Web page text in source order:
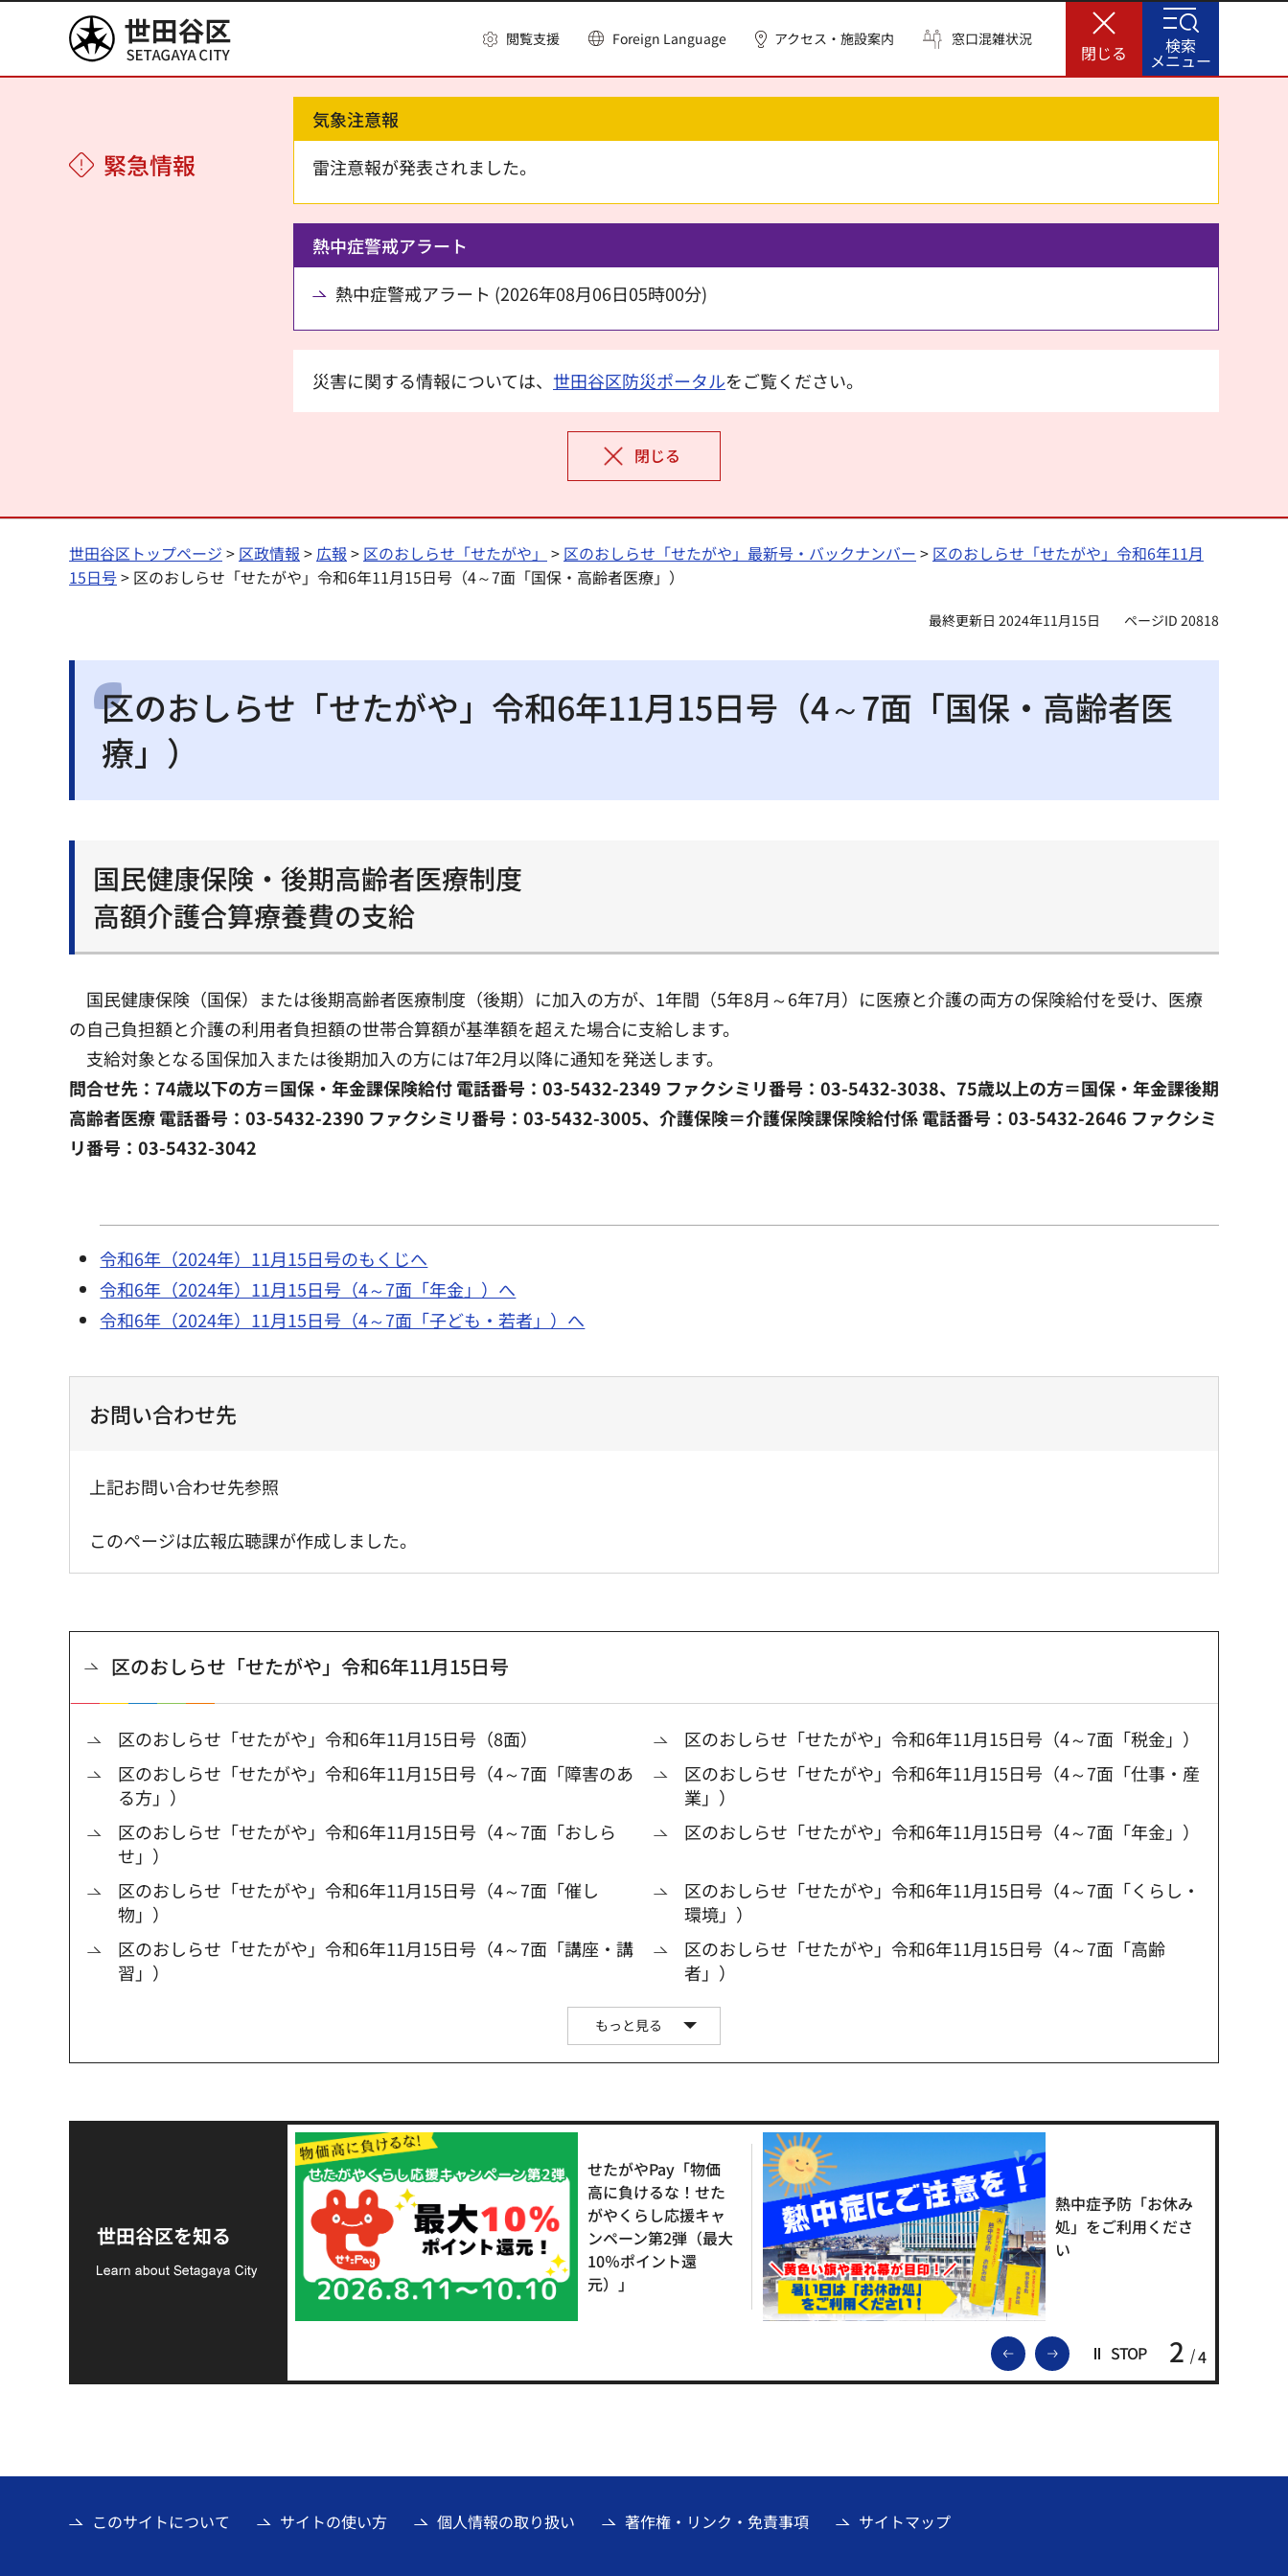
世田谷区 閲覧支援 Foreign Language アクセス・施設案内 窓口混雑状況
閉じる
緊急情報
気象注意報
雷注意報が発表されました。
熱中症警戒アラート
熱中症警戒アラート (2026年08月06日05時00分)
災害に関する情報については、 世田谷区防災ポータルをご覧ください。
閉じる
検索
メニュー
世田谷区トップページ > 区政情報 > 広報 > 区のおしらせ「せたがや」 > 区のおしらせ「せたがや」最新号・バックナンバー > 区のおしらせ「せたがや」令和6年11月
15日号> 区のおしらせ「せたがや」令和6年11月15日号（4～7面「国保・高齢者医療」）
最終更新日 2024年11月15日 ページID 20818
区のおしらせ「せたがや」令和6年11月15日号（4～7面「国保・高齢者医
療」）
国民健康保険・後期高齢者医療制度
高額介護合算療養費の支給
国民健康保険（国保）または後期高齢者医療制度（後期）に加入の方が、1年間（5年8月～6年7月）に医療と介護の両方の保険給付を受け、医療
の自己負担額と介護の利用者負担額の世帯合算額が基準額を超えた場合に支給します。
支給対象となる国保加入または後期加入の方には7年2月以降に通知を発送します。
問合せ先：74歳以下の方＝国保・年金課保険給付 電話番号：03-5432-2349 ファクシミリ番号：03-5432-3038、75歳以上の方＝国保・年金課後期
高齢者医療 電話番号：03-5432-2390 ファクシミリ番号：03-5432-3005、介護保険＝介護保険課保険給付係 電話番号：03-5432-2646 ファクシミ
リ番号：03-5432-3042
令和6年（2024年）11月15日号のもくじへ
令和6年（2024年）11月15日号（4～7面「年金」）へ
令和6年（2024年）11月15日号（4～7面「子ども・若者」）へ
お問い合わせ先
上記お問い合わせ先参照
このページは広報広聴課が作成しました。
区のおしらせ「せたがや」令和6年11月15日号
区のおしらせ「せたがや」令和6年11月15日号（8面）
区のおしらせ「せたがや」令和6年11月15日号（4～7面「税金」）
区のおしらせ「せたがや」令和6年11月15日号（4～7面「障害のあ
る方」）
区のおしらせ「せたがや」令和6年11月15日号（4～7面「仕事・産
業」）
区のおしらせ「せたがや」令和6年11月15日号（4～7面「おしら
せ」）
区のおしらせ「せたがや」令和6年11月15日号（4～7面「年金」）
区のおしらせ「せたがや」令和6年11月15日号（4～7面「催し
物」）
区のおしらせ「せたがや」令和6年11月15日号（4～7面「くらし・
環境」）
区のおしらせ「せたがや」令和6年11月15日号（4～7面「講座・講
習」）
区のおしらせ「せたがや」令和6年11月15日号（4～7面「高齢
者」）
もっと見る
世田谷区を知る
前のスライドを表示
次のスライドを表示
STOP 2 4
支援金の募集につい
て
せたがやPay「物価
高に負けるな！せた
がやくらし応援キャ
ンペーン第2弾（最大
10％ポイント還
元）」
熱中症予防「お休み
処」をご利用くださ
い
このサイトについて サイトの使い方 個人情報の取り扱い 著作権・リンク・免責事項 サイトマップ